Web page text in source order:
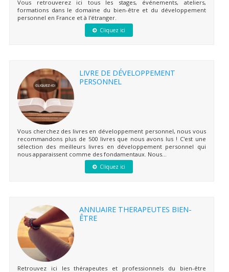
Vous retrouverez ici tous les stages, événements, ateliers,
formations dans le domaine du bien-être et du développement
personnel en France et à l'étranger.
Cliquez ici
LIVRE DE DÉVELOPPEMENT
PERSONNEL
Vous cherchez des livres en développement personnel, nous vous
recommandons plus de 500 livres que nous avons lus ! C'est une
sélection des meilleurs livres en développement personnel qui
nous apparaissent comme des fondamentaux. Nous...
Cliquez ici
ANNUAIRE THERAPEUTES BIEN-
ÊTRE
Retrouvez ici les thérapeutes et professionnels du bien-être